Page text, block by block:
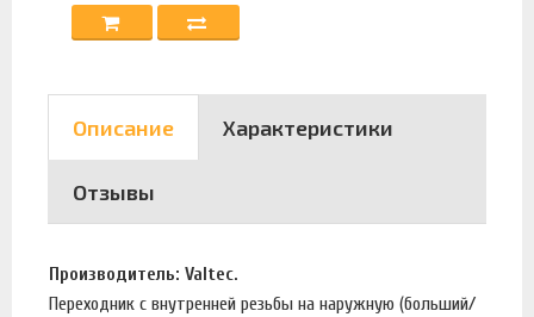
Описание Характеристики
Отзывы
Производитель: Valtec.
Переходник с внутренней резьбы на наружную (больший/